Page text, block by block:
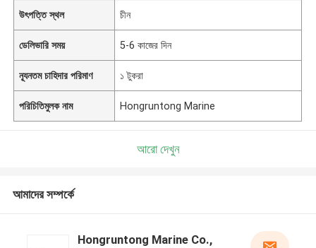
উৎপত্তি স্থল চীন
ডেলিভারি সময় 5-6 কাজের দিন
ন্যূনতম চাহিদার পরিমাণ ১ টুকরা
পরিচিতিমুলক নাম Hongruntong Marine
আরো দেখুন
আমাদের সম্পর্কে
Hongruntong Marine Co.,